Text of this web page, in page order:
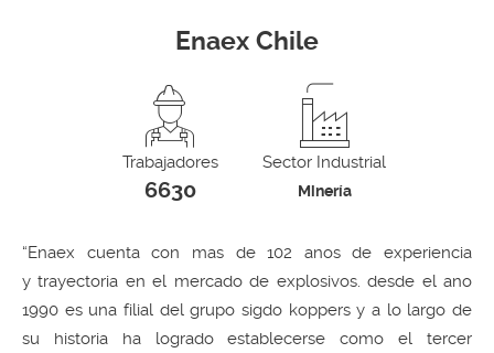
Enaex Chile
“Enaex cuenta con mas de 102 anos de experiencia
y trayectoria en el mercado de explosivos. desde el ano
1990 es una filial del grupo sigdo koppers y a lo largo de
su historia ha logrado establecerse como el tercer
Trabajadores
6630
Sector Industrial
Minería